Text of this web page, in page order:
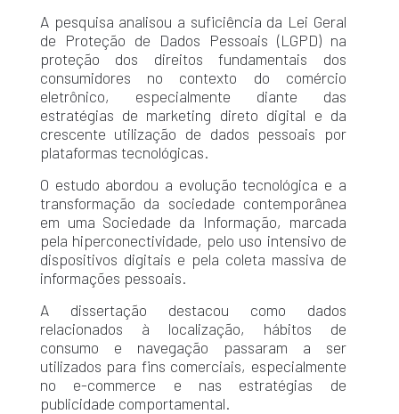
A pesquisa analisou a suficiência da Lei Geral
de Proteção de Dados Pessoais (LGPD) na
proteção dos direitos fundamentais dos
consumidores no contexto do comércio
eletrônico, especialmente diante das
estratégias de marketing direto digital e da
crescente utilização de dados pessoais por
plataformas tecnológicas.
O estudo abordou a evolução tecnológica e a
transformação da sociedade contemporânea
em uma Sociedade da Informação, marcada
pela hiperconectividade, pelo uso intensivo de
dispositivos digitais e pela coleta massiva de
informações pessoais.
A dissertação destacou como dados
relacionados à localização, hábitos de
consumo e navegação passaram a ser
utilizados para fins comerciais, especialmente
no e-commerce e nas estratégias de
publicidade comportamental.